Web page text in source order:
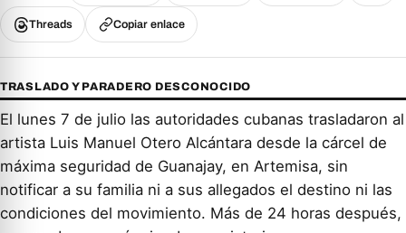
Threads Copiar enlace
TRASLADO Y PARADERO DESCONOCIDO
El lunes 7 de julio las autoridades cubanas trasladaron al
artista Luis Manuel Otero Alcántara desde la cárcel de
máxima seguridad de Guanajay, en Artemisa, sin
notificar a su familia ni a sus allegados el destino ni las
condiciones del movimiento. Más de 24 horas después,